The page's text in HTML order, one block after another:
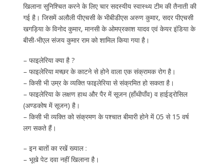
खिलाना सुनिश्चित करने के लिए चार सदस्यीय स्वास्थ्य टीम की तैनाती की
गई है। जिसमें अलौली पीएचसी के भीबीडीएस अरुण कुमार, सदर पीएचसी
खगड़िया के विनोद कुमार, मानसी के ओमप्रकाश यादव एवं केयर इंडिया के
बीसी-भीएल संजय कुमार राम को शामिल किया गया है।
– फाइलेरिया क्या है ?
– फाइलेरिया मच्छर के काटने से होने वाला एक संक्रामक रोग है।
– किसी भी उम्र के व्यक्ति फाइलेरिया से संक्रमित हो सकता है।
– फाइलेरिया के लक्षण हाथ और पैर में सूजन (हाँथीपाँव) व हाईड्रोसिल
(अण्डकोष में सूजन) है।
– किसी भी व्यक्ति को संक्रमण के पश्चात बीमारी होने में 05 से 15 वर्ष
लग सकते हैं।
– इन बातों का रखें ख्याल :
– भूखे पेट दवा नहीं खिलाना है।